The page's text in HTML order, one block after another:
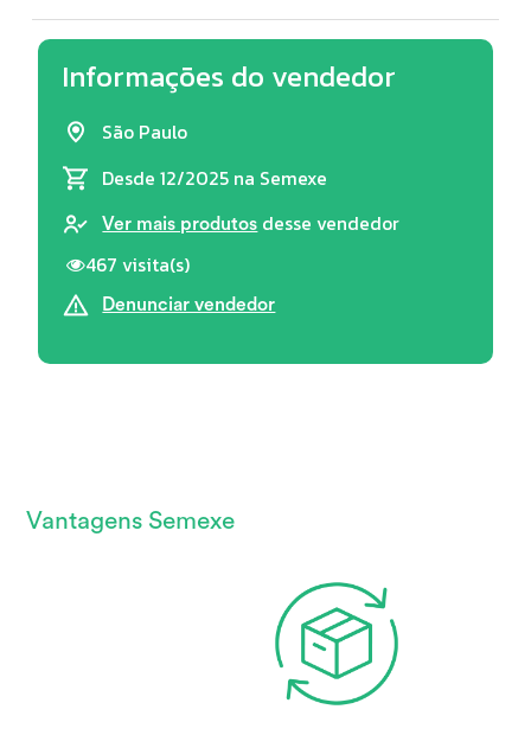
Informações do vendedor
São Paulo
Desde 12/2025 na Semexe
Ver mais produtos desse vendedor
467 visita(s)
Denunciar vendedor
Vantagens Semexe